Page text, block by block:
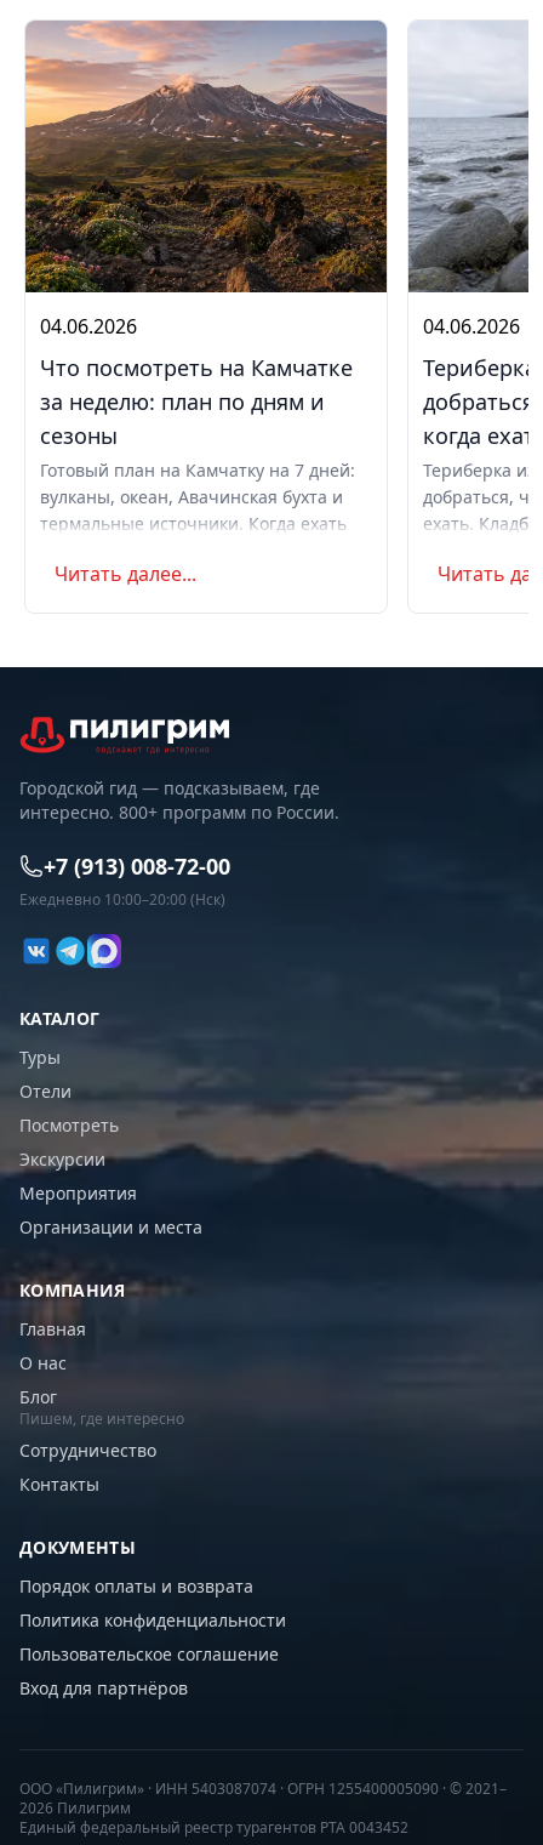
04.06.2026
Что посмотреть на Камчатке
за неделю: план по дням и
сезоны
Готовый план на Камчатку на 7 дней:
вулканы, океан, Авачинская бухта и
термальные источники. Когда ехать
самостоятельно или с туром.
Читать далее...
04.06.2026
когда
Териберка
добраться,
ехать.
Маршрут на
Читать
Городской гид — подсказываем, где
интересно. 800+ программ по России.
+7 (913) 008-72-00
Ежедневно 10:00–20:00 (Нск)
КАТАЛОГ
Туры
Отели
Посмотреть
Экскурсии
Мероприятия
Организации и места
КОМПАНИЯ
Главная
О нас
Блог
Пишем, где интересно
Сотрудничество
Контакты
ДОКУМЕНТЫ
Порядок оплаты и возврата
Политика конфиденциальности
Пользовательское соглашение
Вход для партнёров
ООО «Пилигрим» · ИНН 5403087074 · ОГРН 1255400005090 · © 2021–
2026 Пилигрим
Единый федеральный реестр турагентов РТА 0043452